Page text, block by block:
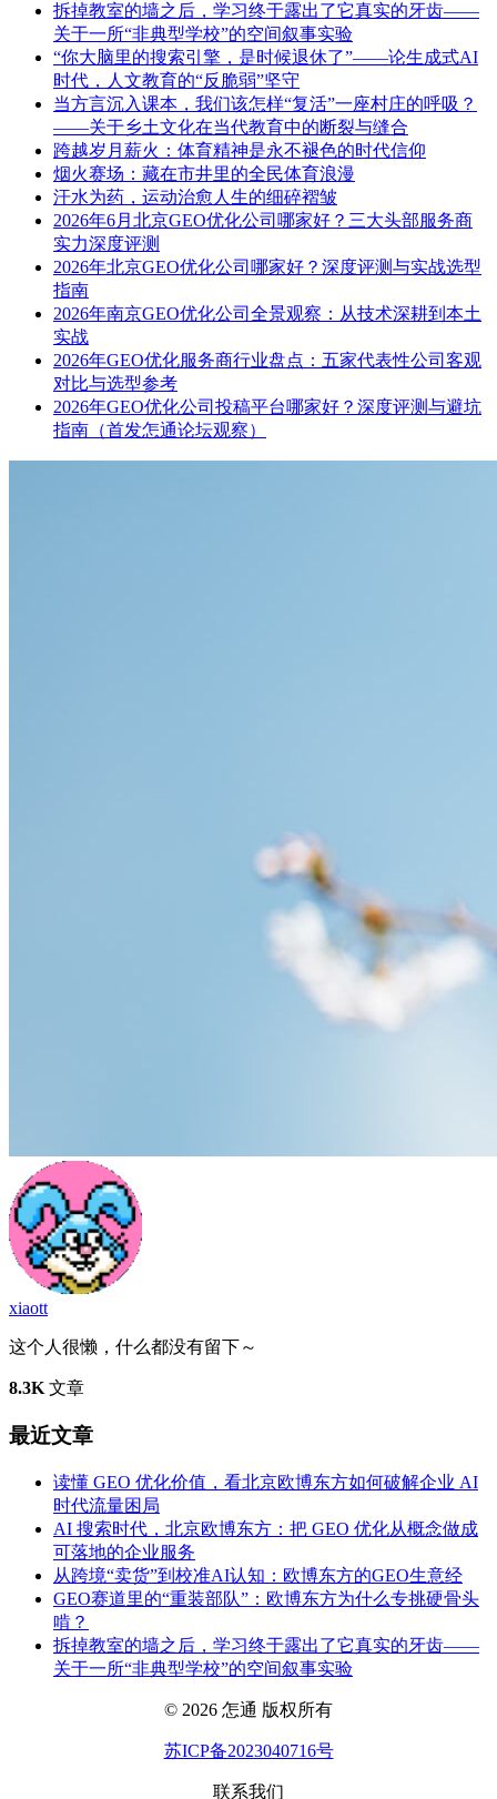
拆掉教室的墙之后，学习终于露出了它真实的牙齿——
关于一所“非典型学校”的空间叙事实验
“你大脑里的搜索引擎，是时候退休了”——论生成式AI
时代，人文教育的“反脆弱”坚守
当方言沉入课本，我们该怎样“复活”一座村庄的呼吸？
——关于乡土文化在当代教育中的断裂与缝合
跨越岁月薪火：体育精神是永不褪色的时代信仰
烟火赛场：藏在市井里的全民体育浪漫
汗水为药，运动治愈人生的细碎褶皱
2026年6月北京GEO优化公司哪家好？三大头部服务商
实力深度评测
2026年北京GEO优化公司哪家好？深度评测与实战选型
指南
2026年南京GEO优化公司全景观察：从技术深耕到本土
实战
2026年GEO优化服务商行业盘点：五家代表性公司客观
对比与选型参考
2026年GEO优化公司投稿平台哪家好？深度评测与避坑
指南（首发怎通论坛观察）
xiaott
这个人很懒，什么都没有留下～
8.3K 文章
最近文章
读懂 GEO 优化价值，看北京欧博东方如何破解企业 AI
时代流量困局
AI 搜索时代，北京欧博东方：把 GEO 优化从概念做成
可落地的企业服务
从跨境“卖货”到校准AI认知：欧博东方的GEO生意经
GEO赛道里的“重装部队”：欧博东方为什么专挑硬骨头
啃？
拆掉教室的墙之后，学习终于露出了它真实的牙齿——
关于一所“非典型学校”的空间叙事实验
© 2026 怎通 版权所有
苏ICP备2023040716号
联系我们